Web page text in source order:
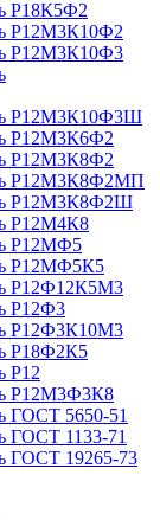
Р18К5Ф2
Р12М3К10Ф2
Р12М3К10Ф3
Р12М3К10Ф3Ш
Р12М3К6Ф2
Р12М3К8Ф2
Р12М3К8Ф2МП
Р12М3К8Ф2Ш
Р12М4К8
Р12МФ5
Р12МФ5К5
Р12Ф12К5М3
Р12Ф3
Р12Ф3К10М3
Р18Ф2К5
Р12
Р12М3Ф3К8
ГОСТ 5650-51
ГОСТ 1133-71
ГОСТ 19265-73